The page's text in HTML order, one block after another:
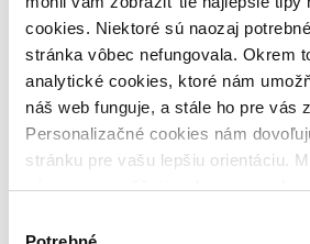
cookies. Niektoré sú naozaj
stránka vôbec nefungovala. Okrem
analytické cookies, ktoré nám
náš web funguje, a stále ho pre vás
Personalizačné cookies nám
stránku pre vašu lepšiu orientáciu.
nám zas umožňujú zobrazenie
nám pomohlo, keby sme mohli
Väzba
pevná väzba (1 titul)pevná väzba1
Zúžiť výber
Zoradiť